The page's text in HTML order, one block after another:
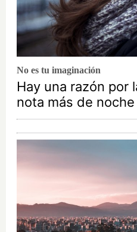
No es tu imaginación
Hay una razón por
nota más de noche